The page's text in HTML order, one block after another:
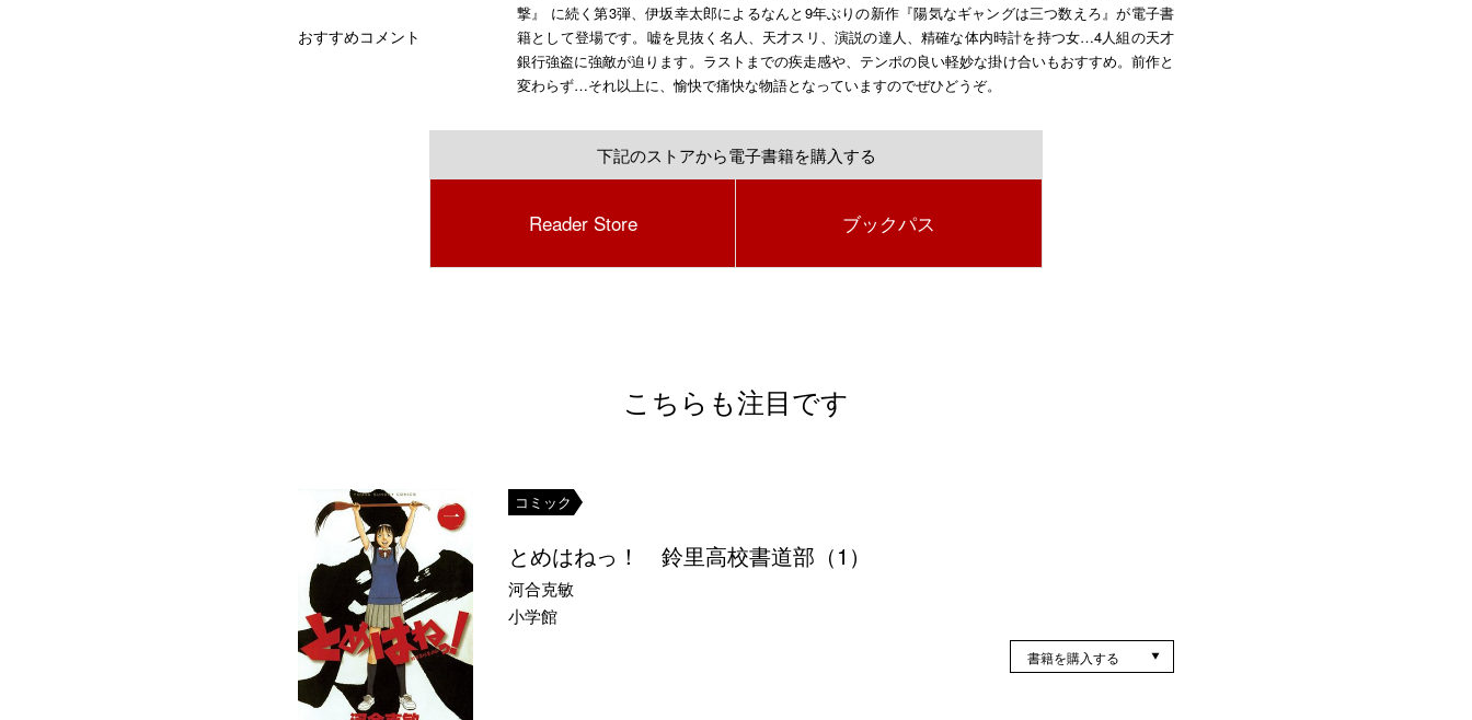
おすすめコメント
撃』 に続く第3弾、伊坂幸太郎によるなんと9年ぶりの新作『陽気なギャングは三つ数えろ』が電子書
籍として登場です。嘘を見抜く名人、天才スリ、演説の達人、精確な体内時計を持つ女…4人組の天才
銀行強盗に強敵が迫ります。ラストまでの疾走感や、テンポの良い軽妙な掛け合いもおすすめ。前作と
変わらず…それ以上に、愉快で痛快な物語となっていますのでぜひどうぞ。
下記のストアから電子書籍を購入する
Reader Store ブックパス
こちらも注目です
コミック
とめはねっ！ 鈴里高校書道部（1）
河合克敏
小学館
書籍を購入する